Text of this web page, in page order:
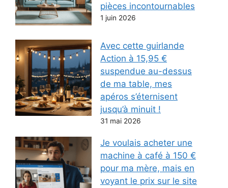
pièces incontournables
1 juin 2026
Avec cette guirlande
Action à 15,95 €
suspendue au-dessus
de ma table, mes
apéros s’éternisent
jusqu’à minuit !
31 mai 2026
Je voulais acheter une
machine à café à 150 €
pour ma mère, mais en
voyant le prix sur le site